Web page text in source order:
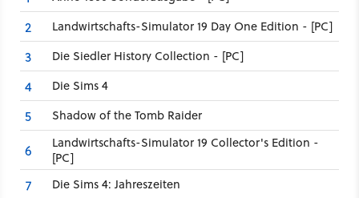
2 Landwirtschafts-Simulator 19 Day One Edition - [PC]
3 Die Siedler History Collection - [PC]
4 Die Sims 4
5 Shadow of the Tomb Raider
6
Landwirtschafts-Simulator 19 Collector's Edition -
[PC]
7 Die Sims 4: Jahreszeiten